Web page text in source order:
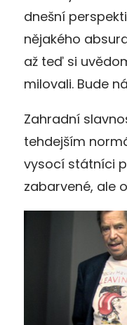
dnešní
nějakého
až teď si
milovali. Bude
Zahradní
tehdejším
vysocí státníci
zabarvené, ale